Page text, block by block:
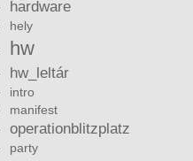
hardware
hely
hw
hw_leltár
intro
manifest
operationblitzplatz
party